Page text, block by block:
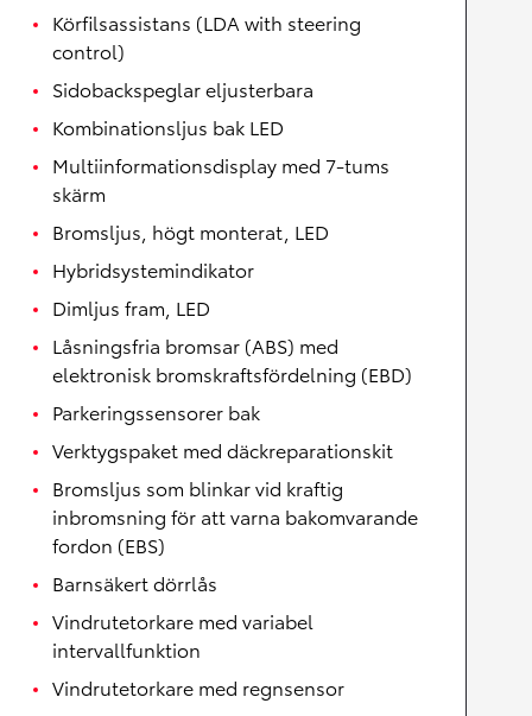
Körfilsassistans (LDA with steering
control)
Sidobackspeglar eljusterbara
Kombinationsljus bak LED
Multiinformationsdisplay med 7-tums
skärm
Bromsljus, högt monterat, LED
Hybridsystemindikator
Dimljus fram, LED
Låsningsfria bromsar (ABS) med
elektronisk bromskraftsfördelning (EBD)
Parkeringssensorer bak
Verktygspaket med däckreparationskit
Bromsljus som blinkar vid kraftig
inbromsning för att varna bakomvarande
fordon (EBS)
Barnsäkert dörrlås
Vindrutetorkare med variabel
intervallfunktion
Vindrutetorkare med regnsensor